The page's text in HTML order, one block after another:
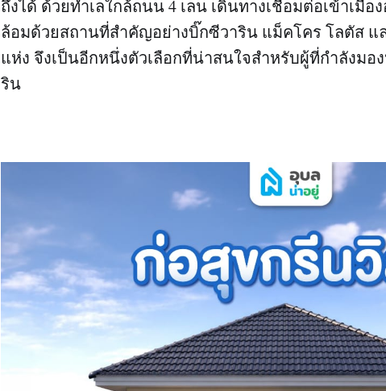
ถึงได้ ด้วยทำเลใกล้ถนน 4 เลน เดินทางเชื่อมต่อเข้าเมื
ล้อมด้วยสถานที่สำคัญอย่างบิ๊กซีวาริน แม็คโคร โลตัส แ
แห่ง จึงเป็นอีกหนึ่งตัวเลือกที่น่าสนใจสำหรับผู้ที่กำลังม
ริน